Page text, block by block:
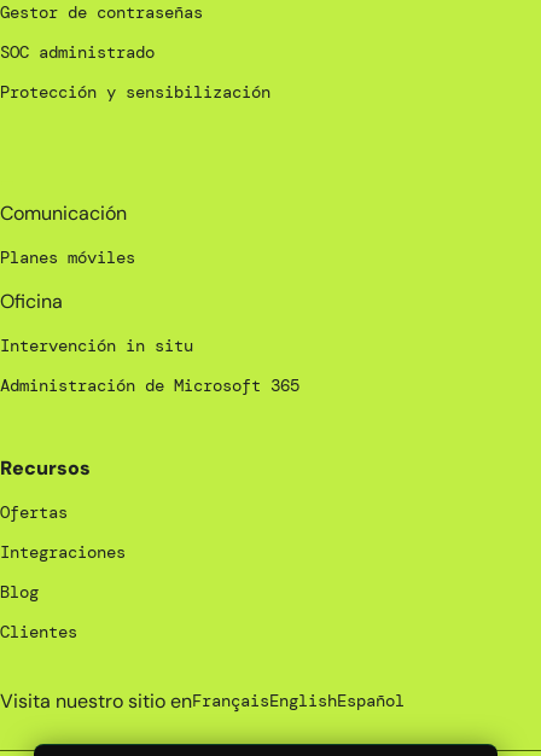
Gestor de contraseñas
SOC administrado
Protección y sensibilización
Comunicación
Planes móviles
Oficina
Intervención in situ
Administración de Microsoft 365
Recursos
Ofertas
Integraciones
Blog
Clientes
Visita nuestro sitio enFrançaisEnglishEspañol